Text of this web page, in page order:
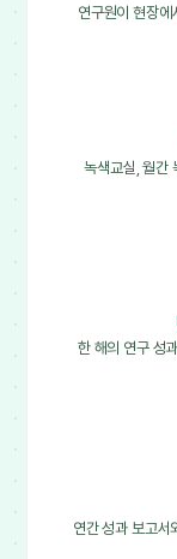
연구원이 현장
녹색교실, 월간
한 해의 연구 성
연간 성과 보고서